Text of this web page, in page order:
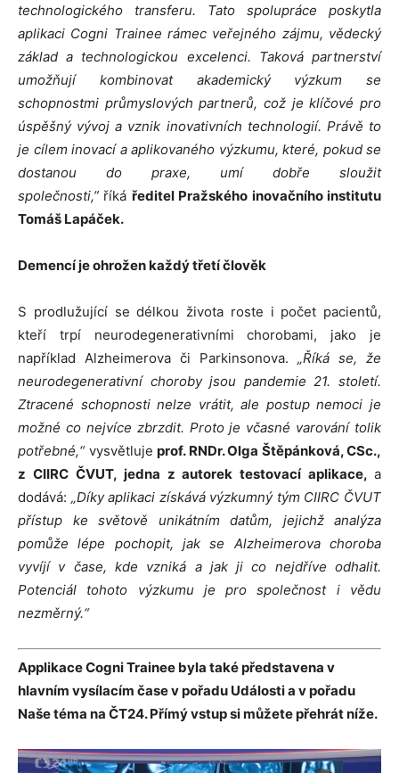
technologického transferu. Tato spolupráce poskytla
aplikaci Cogni Trainee rámec veřejného zájmu, vědecký
základ a technologickou excelenci. Taková partnerství
umožňují kombinovat akademický výzkum se
schopnostmi průmyslových partnerů, což je klíčové pro
úspěšný vývoj a vznik inovativních technologií. Právě to
je cílem inovací a aplikovaného výzkumu, které, pokud se
dostanou do praxe, umí dobře sloužit
společnosti,” říká ředitel Pražského inovačního institutu
Tomáš Lapáček.
Demencí je ohrožen každý třetí člověk
S prodlužující se délkou života roste i počet pacientů,
kteří trpí neurodegenerativními chorobami, jako je
například Alzheimerova či Parkinsonova. „Říká se, že
neurodegenerativní choroby jsou pandemie 21. století.
Ztracené schopnosti nelze vrátit, ale postup nemoci je
možné co nejvíce zbrzdit. Proto je včasné varování tolik
potřebné,“vysvětluje prof. RNDr. Olga Štěpánková, CSc.,
z CIIRC ČVUT, jedna z autorek testovací aplikace, a
dodává: „Díky aplikaci získává výzkumný tým CIIRC ČVUT
přístup ke světově unikátním datům, jejichž analýza
pomůže lépe pochopit, jak se Alzheimerova choroba
vyvíjí v čase, kde vzniká a jak ji co nejdříve odhalit.
Potenciál tohoto výzkumu je pro společnost i vědu
nezměrný.“
Applikace Cogni Trainee byla také představena v
hlavním vysílacím čase v pořadu Události a v pořadu
Naše téma na ČT24. Přímý vstup si můžete přehrát níže.